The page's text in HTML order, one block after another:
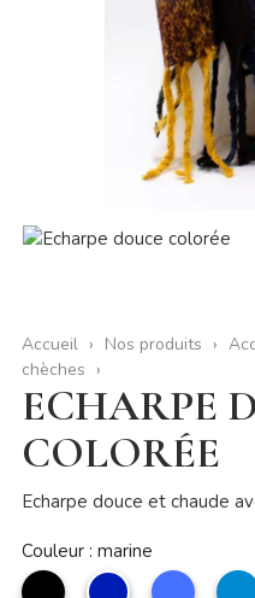
Accueil Nos produits
chèches
ECHARPE
COLORÉE
Echarpe douce et chaude
Couleur : marine
noir marine Bleu